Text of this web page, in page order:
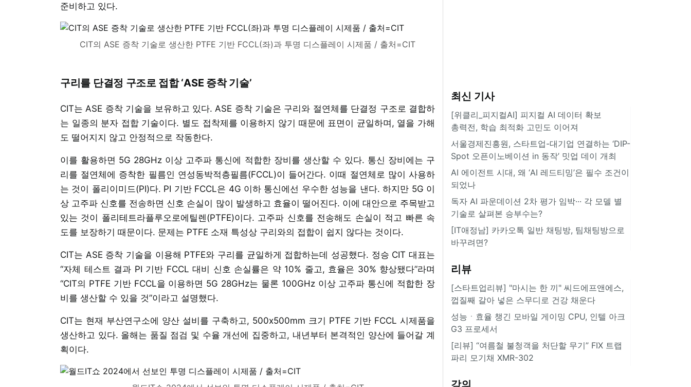
준비하고 있다.
CIT의 ASE 증착 기술로 생산한 PTFE 기반 FCCL(좌)과 투명 디스플레이 시제품 / 출처=CIT
구리를 단결정 구조로 접합 ‘ASE 증착 기술’
CIT는 ASE 증착 기술을 보유하고 있다. ASE 증착 기술은 구리와 절연체를 단결정 구조로 결합하
는 일종의 분자 접합 기술이다. 별도 접착제를 이용하지 않기 때문에 표면이 균일하며, 열을 가해
도 떨어지지 않고 안정적으로 작동한다.
이를 활용하면 5G 28GHz 이상 고주파 통신에 적합한 장비를 생산할 수 있다. 통신 장비에는 구
리를 절연체에 증착한 필름인 연성동박적층필름(FCCL)이 들어간다. 이때 절연체로 많이 사용하
는 것이 폴리이미드(PI)다. PI 기반 FCCL은 4G 이하 통신에선 우수한 성능을 낸다. 하지만 5G 이
상 고주파 신호를 전송하면 신호 손실이 많이 발생하고 효율이 떨어진다. 이에 대안으로 주목받고
있는 것이 폴리테트라플루오로에틸렌(PTFE)이다. 고주파 신호를 전송해도 손실이 적고 빠른 속
도를 보장하기 때문이다. 문제는 PTFE 소재 특성상 구리와의 접합이 쉽지 않다는 것이다.
CIT는 ASE 증착 기술을 이용해 PTFE와 구리를 균일하게 접합하는데 성공했다. 정승 CIT 대표는
“자체 테스트 결과 PI 기반 FCCL 대비 신호 손실률은 약 10% 줄고, 효율은 30% 향상됐다”라며
“CIT의 PTFE 기반 FCCL을 이용하면 5G 28GHz는 물론 100GHz 이상 고주파 통신에 적합한 장
비를 생산할 수 있을 것”이라고 설명했다.
CIT는 현재 부산연구소에 양산 설비를 구축하고, 500x500mm 크기 PTFE 기반 FCCL 시제품을
생산하고 있다. 올해는 품질 점검 및 수율 개선에 집중하고, 내년부터 본격적인 양산에 들어갈 계
획이다.
최신 기사
[위클리_피지컬AI] 피지컬 AI 데이터 확보
총력전, 학습 최적화 고민도 이어져
서울경제진흥원, 스타트업-대기업 연결하는 ‘DIP-
Spot 오픈이노베이션 in 동작’ 밋업 데이 개최
AI 에이전트 시대, 왜 ‘AI 레드티밍’은 필수 조건이
되었나
독자 AI 파운데이션 2차 평가 임박··· 각 모델 별
기술로 살펴본 승부수는?
[IT애정남] 카카오톡 일반 채팅방, 팀채팅방으로
바꾸려면?
리뷰
[스타트업리뷰] "마시는 한 끼" 씨드에프앤에스,
껍질째 갈아 넣은 스무디로 건강 채운다
성능ㆍ효율 챙긴 모바일 게이밍 CPU, 인텔 아크
G3 프로세서
[리뷰] “여름철 불청객을 처단할 무기” FIX 트랩
파리 모기채 XMR-302
강의